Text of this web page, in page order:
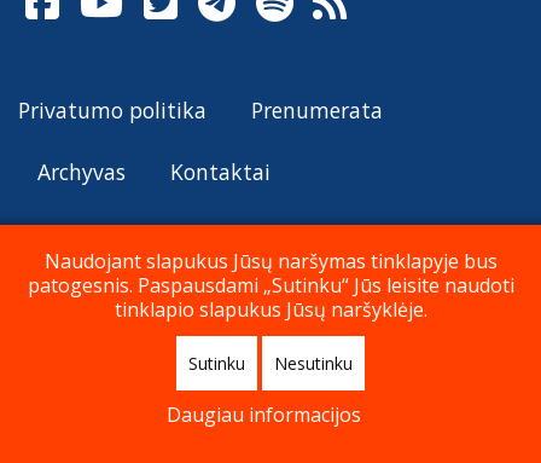
Privatumo politika Prenumerata
Archyvas Kontaktai
© Katalikų Tradicija 2026
Į viršų
Naudojant slapukus Jūsų naršymas tinklapyje bus
patogesnis. Paspausdami „Sutinku“ Jūs leisite naudoti
tinklapio slapukus Jūsų naršyklėje.
Sutinku Nesutinku
Daugiau informacijos